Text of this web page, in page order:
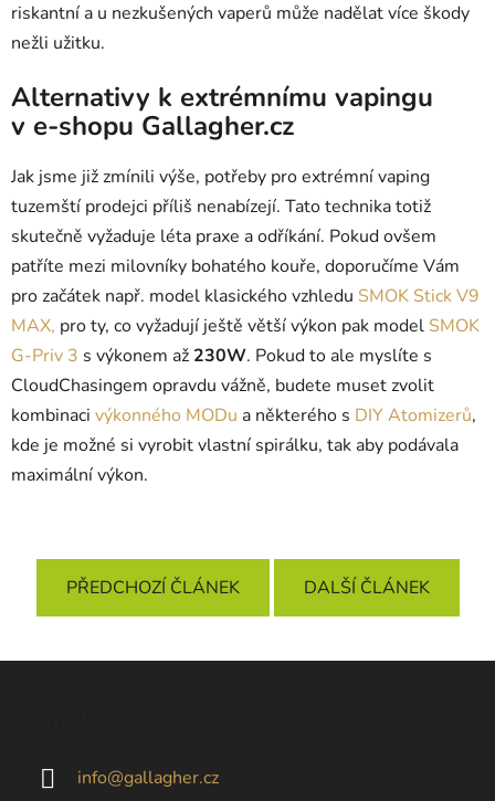
riskantní a u nezkušených vaperů může nadělat více škody
nežli užitku.
Alternativy k extrémnímu vapingu
v e-shopu Gallagher.cz
Jak jsme již zmínili výše, potřeby pro extrémní vaping
tuzemští prodejci příliš nenabízejí. Tato technika totiž
skutečně vyžaduje léta praxe a odříkání. Pokud ovšem
patříte mezi milovníky bohatého kouře, doporučíme Vám
pro začátek např. model klasického vzhledu SMOK Stick V9
MAX, pro ty, co vyžadují ještě větší výkon pak model SMOK
G-Priv 3 s výkonem až 230W. Pokud to ale myslíte s
CloudChasingem opravdu vážně, budete muset zvolit
kombinaci výkonného MODu a některého s DIY Atomizerů,
kde je možné si vyrobit vlastní spirálku, tak aby podávala
maximální výkon.
PŘEDCHOZÍ ČLÁNEK DALŠÍ ČLÁNEK
info@gallagher.cz